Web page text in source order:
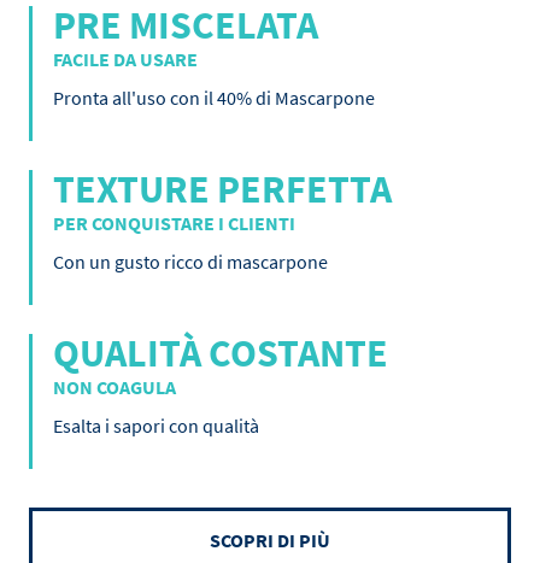
PRE MISCELATA
FACILE DA USARE
Pronta all'uso con il 40% di Mascarpone
TEXTURE PERFETTA
PER CONQUISTARE I CLIENTI
Con un gusto ricco di mascarpone
QUALITÀ COSTANTE
NON COAGULA
Esalta i sapori con qualità
SCOPRI DI PIÙ